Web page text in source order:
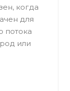
когда
для
потока
или